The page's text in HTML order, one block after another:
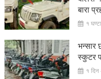
बारा
१
भन्सार
स्कुटर
१ दिन